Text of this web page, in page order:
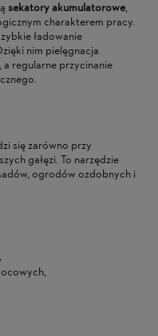
sekatory akumulatorowe,
charakterem pracy.
ładowanie
nim pielęgnacja
regularne przycinanie
się zarówno przy
gałęzi. To narzędzie
ogrodów ozdobnych i